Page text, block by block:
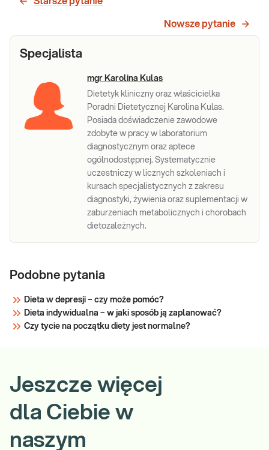
przydatne w opracowywaniu diety
Nowsze pytanie
Specjalista
mgr Karolina Kulas
Dietetyk kliniczny oraz właścicielka
Poradni Dietetycznej Karolina Kulas.
Posiada doświadczenie zawodowe
zdobyte w pracy w laboratorium
diagnostycznym oraz aptece
ogólnodostępnej. Systematycznie
uczestniczy w licznych szkoleniach i
kursach specjalistycznych z zakresu
diagnostyki, żywienia oraz suplementacji w
zaburzeniach metabolicznych i chorobach
dietozależnych.
Podobne pytania
Dieta w depresji – czy może pomóc?
Dieta indywidualna – w jaki sposób ją zaplanować?
Czy tycie na początku diety jest normalne?
Jeszcze więcej
dla Ciebie w
naszym